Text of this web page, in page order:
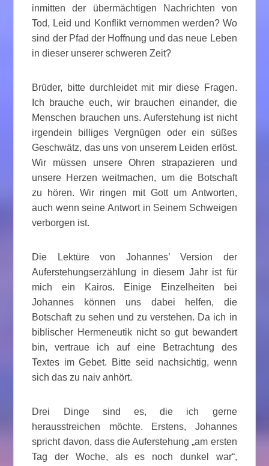
inmitten der übermächtigen Nachrichten von
Tod, Leid und Konflikt vernommen werden? Wo
sind der Pfad der Hoffnung und das neue Leben
in dieser unserer schweren Zeit?
Brüder, bitte durchleidet mit mir diese Fragen.
Ich brauche euch, wir brauchen einander, die
Menschen brauchen uns. Auferstehung ist nicht
irgendein billiges Vergnügen oder ein süßes
Geschwätz, das uns von unserem Leiden erlöst.
Wir müssen unsere Ohren strapazieren und
unsere Herzen weitmachen, um die Botschaft
zu hören. Wir ringen mit Gott um Antworten,
auch wenn seine Antwort in Seinem Schweigen
verborgen ist.
Die Lektüre von Johannes’ Version der
Auferstehungserzählung in diesem Jahr ist für
mich ein Kairos. Einige Einzelheiten bei
Johannes können uns dabei helfen, die
Botschaft zu sehen und zu verstehen. Da ich in
biblischer Hermeneutik nicht so gut bewandert
bin, vertraue ich auf eine Betrachtung des
Textes im Gebet. Bitte seid nachsichtig, wenn
sich das zu naiv anhört.
Drei Dinge sind es, die ich gerne
herausstreichen möchte. Erstens, Johannes
spricht davon, dass die Auferstehung „am ersten
Tag der Woche, als es noch dunkel war“,